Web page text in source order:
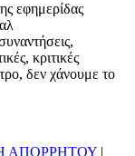
εφημερίδας
κριτικές
δεν χάνουμε το
ΑΠΟΡΡΗΤΟΥ |